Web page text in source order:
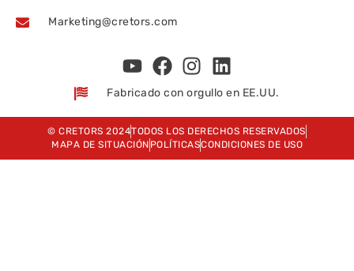
Marketing@cretors.com
Fabricado con orgullo en EE.UU.
© CRETORS 2024TODOS LOS DERECHOS RESERVADOS
MAPA DE SITUACIÓN POLÍTICASCONDICIONES DE USO